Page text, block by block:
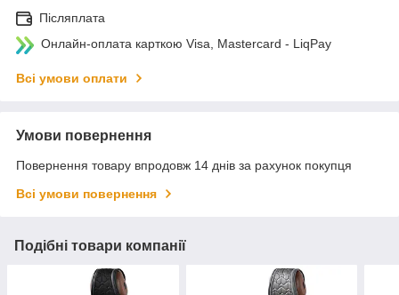
Післяплата
Онлайн-оплата карткою Visa, Mastercard - LiqPay
Всі умови оплати
Умови повернення
Повернення товару впродовж 14 днів за рахунок покупця
Всі умови повернення
Подібні товари компанії